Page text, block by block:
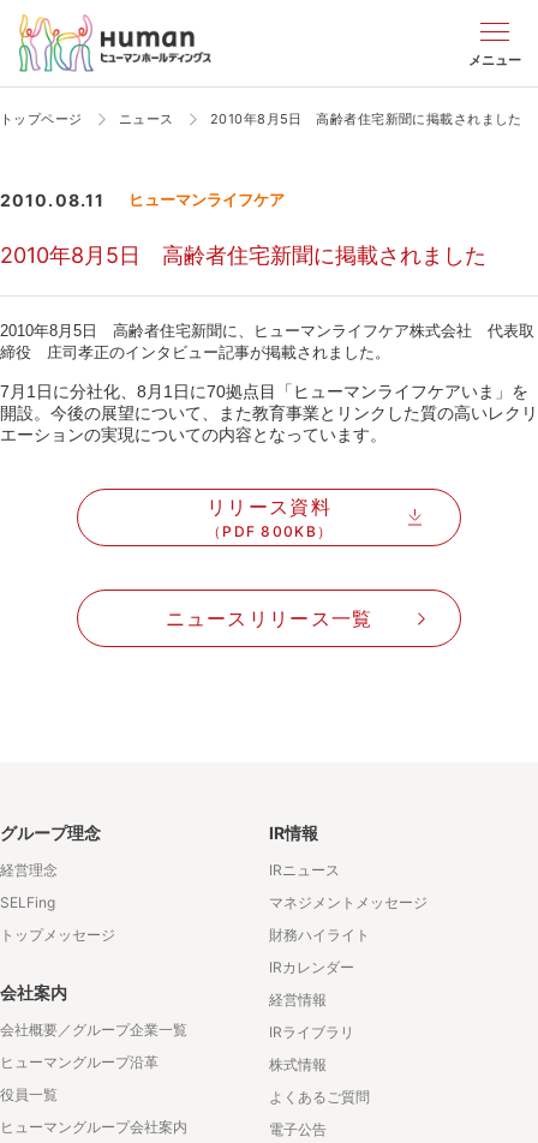
メニュー
トップページ ニュース 2010年8月5日 高齢者住宅新聞に掲載されました
2010.08.11 ヒューマンライフケア
2010年8月5日 高齢者住宅新聞に掲載されました
2010年8月5日 高齢者住宅新聞に、ヒューマンライフケア株式会社 代表取
締役 庄司孝正のインタビュー記事が掲載されました。
7月1日に分社化、8月1日に70拠点目「ヒューマンライフケアいま」を
開設。今後の展望について、また教育事業とリンクした質の高いレクリ
エーションの実現についての内容となっています。
リリース資料
（PDF 800KB）
ニュースリリース一覧
グループ理念
経営理念
SELFing
トップメッセージ
会社案内
会社概要／グループ企業一覧
ヒューマングループ沿革
役員一覧
ヒューマングループ会社案内
IR情報
IRニュース
マネジメントメッセージ
財務ハイライト
IRカレンダー
経営情報
IRライブラリ
株式情報
よくあるご質問
電子公告